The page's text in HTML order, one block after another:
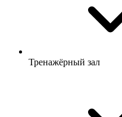
Тренажёрный зал